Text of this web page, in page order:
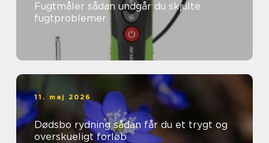
Fugtmåler sådan undgår du skjulte
fugtproblemer
11. maj 2026
Dødsbo rydning sådan får du et trygt og
overskueligt forløb